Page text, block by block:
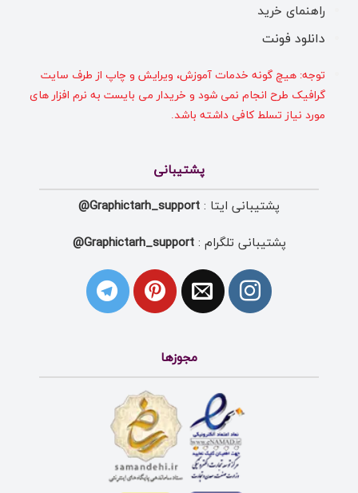
راهنمای خرید
دانلود فونت
توجه: هیچ گونه خدمات آموزش، ویرایش و چاپ از طرف سایت
گرافیک طرح انجام نمی شود و خریدار می بایست به نرم افزار های
مورد نیاز تسلط کافی داشته باشد.
پشتیبانی
پشتیبانی ایتا : Graphictarh_support@
پشتیبانی تلگرام :Graphictarh_support@
مجوزها